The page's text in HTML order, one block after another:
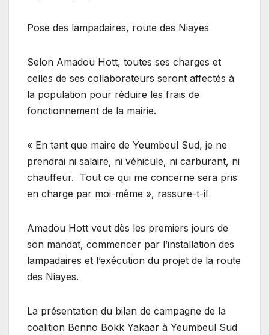
Pose des lampadaires, route des Niayes
Selon Amadou Hott, toutes ses charges et
celles de ses collaborateurs seront affectés à
la population pour réduire les frais de
fonctionnement de la mairie.
« En tant que maire de Yeumbeul Sud, je ne
prendrai ni salaire, ni véhicule, ni carburant, ni
chauffeur. Tout ce qui me concerne sera pris
en charge par moi-même », rassure-t-il
Amadou Hott veut dès les premiers jours de
son mandat, commencer par l’installation des
lampadaires et l’exécution du projet de la route
des Niayes.
La présentation du bilan de campagne de la
coalition Benno Bokk Yakaar à Yeumbeul Sud